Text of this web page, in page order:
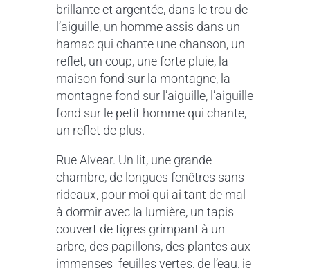
brillante et argentée, dans le trou de
l’aiguille, un homme assis dans un
hamac qui chante une chanson, un
reflet, un coup, une forte pluie, la
maison fond sur la montagne, la
montagne fond sur l’aiguille, l’aiguille
fond sur le petit homme qui chante,
un reflet de plus.
Rue Alvear. Un lit, une grande
chambre, de longues fenêtres sans
rideaux, pour moi qui ai tant de mal
à dormir avec la lumière, un tapis
couvert de tigres grimpant à un
arbre, des papillons, des plantes aux
immenses feuilles vertes, de l’eau, je